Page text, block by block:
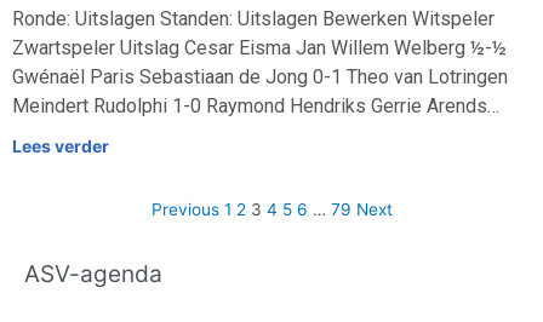
Ronde: Uitslagen Standen: Uitslagen Bewerken Witspeler
Zwartspeler Uitslag Cesar Eisma Jan Willem Welberg ½-½
Gwénaël Paris Sebastiaan de Jong 0-1 Theo van Lotringen
Meindert Rudolphi 1-0 Raymond Hendriks Gerrie Arends…
Lees verder
Previous 1 2 3 4 5 6 … 79 Next
ASV-agenda
A